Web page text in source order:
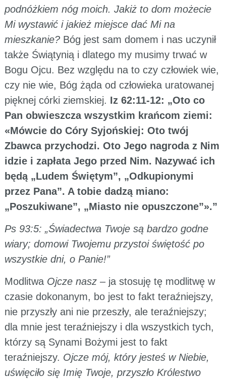
podnóżkiem nóg moich. Jakiż to dom możecie
Mi wystawić i jakież miejsce dać Mi na
mieszkanie?Bóg jest sam domem i nas uczynił
także Świątynią i dlatego my musimy trwać w
Bogu Ojcu. Bez względu na to czy człowiek wie,
czy nie wie, Bóg żąda od człowieka uratowanej
pięknej córki ziemskiej. Iz 62:11-12: „Oto co
Pan obwieszcza wszystkim krańcom ziemi:
«Mówcie do Córy Syjońskiej: Oto twój
Zbawca przychodzi. Oto Jego nagroda z Nim
idzie i zapłata Jego przed Nim. Nazywać ich
będą „Ludem Świętym”, „Odkupionymi
przez Pana”. A tobie dadzą miano:
„Poszukiwane”, „Miasto nie opuszczone”».”
Ps 93:5: „Świadectwa Twoje są bardzo godne
wiary; domowi Twojemu przystoi świętość po
wszystkie dni, o Panie!”
Modlitwa Ojcze nasz– ja stosuję tę modlitwę w
czasie dokonanym, bo jest to fakt teraźniejszy,
nie przyszły ani nie przeszły, ale teraźniejszy;
dla mnie jest teraźniejszy i dla wszystkich tych,
którzy są Synami Bożymi jest to fakt
teraźniejszy. Ojcze mój, który jesteś w Niebie,
uświęciło się Imię Twoje, przyszło Królestwo